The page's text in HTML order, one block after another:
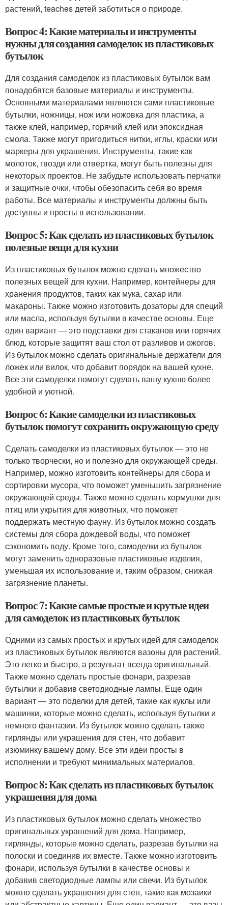
растений, teaches детей заботиться о природе.
Вопрос 4: Какие материалы и инструменты
нужны для создания самоделок из пластиковых
бутылок
Для создания самоделок из пластиковых бутылок вам
понадобятся базовые материалы и инструменты.
Основными материалами являются сами пластиковые
бутылки, ножницы, нож или ножовка для пластика, а
также клей, например, горячий клей или эпоксидная
смола. Также могут пригодиться нитки, иглы, краски или
маркеры для украшения. Инструменты, такие как
молоток, гвозди или отвертка, могут быть полезны для
некоторых проектов. Не забудьте использовать перчатки
и защитные очки, чтобы обезопасить себя во время
работы. Все материалы и инструменты должны быть
доступны и просты в использовании.
Вопрос 5: Как сделать из пластиковых бутылок
полезные вещи для кухни
Из пластиковых бутылок можно сделать множество
полезных вещей для кухни. Например, контейнеры для
хранения продуктов, таких как мука, сахар или
макароны. Также можно изготовить дозаторы для специй
или масла, используя бутылки в качестве основы. Еще
один вариант — это подставки для стаканов или горячих
блюд, которые защитят ваш стол от разливов и ожогов.
Из бутылок можно сделать оригинальные держатели для
ложек или вилок, что добавит порядок на вашей кухне.
Все эти самоделки помогут сделать вашу кухню более
удобной и уютной.
Вопрос 6: Какие самоделки из пластиковых
бутылок помогут сохранить окружающую среду
Сделать самоделки из пластиковых бутылок — это не
только творчески, но и полезно для окружающей среды.
Например, можно изготовить контейнеры для сбора и
сортировки мусора, что поможет уменьшить загрязнение
окружающей среды. Также можно сделать кормушки для
птиц или укрытия для животных, что поможет
поддержать местную фауну. Из бутылок можно создать
системы для сбора дождевой воды, что поможет
сэкономить воду. Кроме того, самоделки из бутылок
могут заменить одноразовые пластиковые изделия,
уменьшая их использование и, таким образом, снижая
загрязнение планеты.
Вопрос 7: Какие самые простые и крутые идеи
для самоделок из пластиковых бутылок
Одними из самых простых и крутых идей для самоделок
из пластиковых бутылок являются вазоны для растений.
Это легко и быстро, а результат всегда оригинальный.
Также можно сделать простые фонари, разрезав
бутылки и добавив светодиодные лампы. Еще один
вариант — это поделки для детей, такие как куклы или
машинки, которые можно сделать, используя бутылки и
немного фантазии. Из бутылок можно сделать также
гирлянды или украшения для стен, что добавит
изюминку вашему дому. Все эти идеи просты в
исполнении и требуют минимальных материалов.
Вопрос 8: Как сделать из пластиковых бутылок
украшения для дома
Из пластиковых бутылок можно сделать множество
оригинальных украшений для дома. Например,
гирлянды, которые можно сделать, разрезав бутылки на
полоски и соединив их вместе. Также можно изготовить
фонари, используя бутылки в качестве основы и
добавив светодиодные лампы или свечи. Из бутылок
можно сделать украшения для стен, такие как мозаики